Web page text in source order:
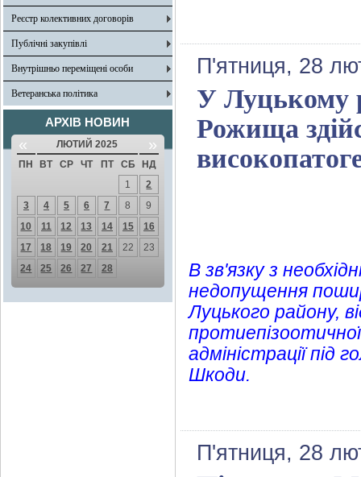
Реєстр колективних договорів
Публічні закупівлі
Внутрішньо переміщені особи
Ветеранська політика
АРХІВ НОВИН
« ЛЮТИЙ 2025 »
ПН ВТ СР ЧТ ПТ СБ
НД
1
2
3
4 5 6 7 8
9
10
11 12 13 14 15
16
17
18 19 20 21 22
23
24
25 26 27 28
П'ятниця, 28
У Луцькому
Рожища
В зв'язку з
недопущення
Луцького району,
протиепізоотичної
адміністрації під
Шкоди.
П'ятниця, 28